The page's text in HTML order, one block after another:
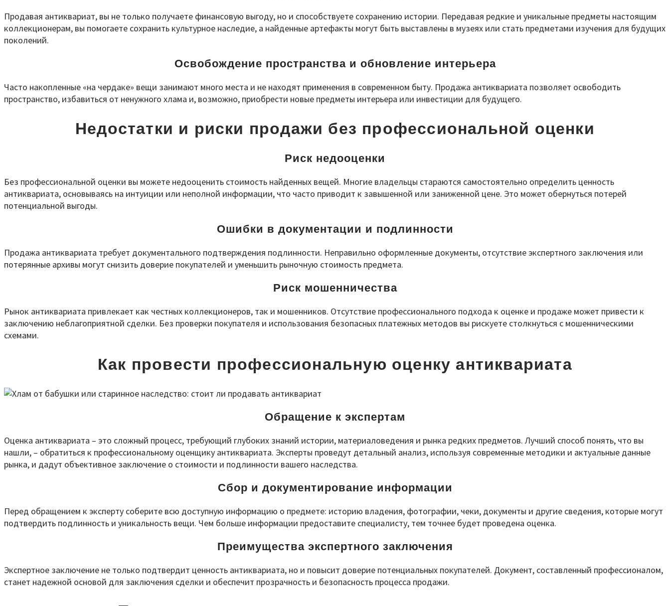
Продавая антиквариат, вы не только получаете финансовую выгоду, но и способствуете сохранению истории. Передавая редкие и уникальные предметы настоящим
коллекционерам, вы помогаете сохранить культурное наследие, а найденные артефакты могут быть выставлены в музеях или стать предметами изучения для будущих
поколений.
Освобождение пространства и обновление интерьера
Часто накопленные «на чердаке» вещи занимают много места и не находят применения в современном быту. Продажа антиквариата позволяет освободить
пространство, избавиться от ненужного хлама и, возможно, приобрести новые предметы интерьера или инвестиции для будущего.
Недостатки и риски продажи без профессиональной оценки
Риск недооценки
Без профессиональной оценки вы можете недооценить стоимость найденных вещей. Многие владельцы стараются самостоятельно определить ценность
антиквариата, основываясь на интуиции или неполной информации, что часто приводит к завышенной или заниженной цене. Это может обернуться потерей
потенциальной выгоды.
Ошибки в документации и подлинности
Продажа антиквариата требует документального подтверждения подлинности. Неправильно оформленные документы, отсутствие экспертного заключения или
потерянные архивы могут снизить доверие покупателей и уменьшить рыночную стоимость предмета.
Риск мошенничества
Рынок антиквариата привлекает как честных коллекционеров, так и мошенников. Отсутствие профессионального подхода к оценке и продаже может привести к
заключению неблагоприятной сделки. Без проверки покупателя и использования безопасных платежных методов вы рискуете столкнуться с мошенническими
схемами.
Как провести профессиональную оценку антиквариата
Обращение к экспертам
Оценка антиквариата – это сложный процесс, требующий глубоких знаний истории, материаловедения и рынка редких предметов. Лучший способ понять, что вы
нашли, – обратиться к профессиональному оценщику антиквариата. Эксперты проведут детальный анализ, используя современные методики и актуальные данные
рынка, и дадут объективное заключение о стоимости и подлинности вашего наследства.
Сбор и документирование информации
Перед обращением к эксперту соберите всю доступную информацию о предмете: историю владения, фотографии, чеки, документы и другие сведения, которые могут
подтвердить подлинность и уникальность вещи. Чем больше информации предоставите специалисту, тем точнее будет проведена оценка.
Преимущества экспертного заключения
Экспертное заключение не только подтвердит ценность антиквариата, но и повысит доверие потенциальных покупателей. Документ, составленный профессионалом,
станет надежной основой для заключения сделки и обеспечит прозрачность и безопасность процесса продажи.